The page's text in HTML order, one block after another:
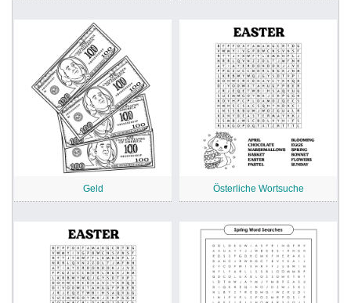
Geld Österliche Wortsuche